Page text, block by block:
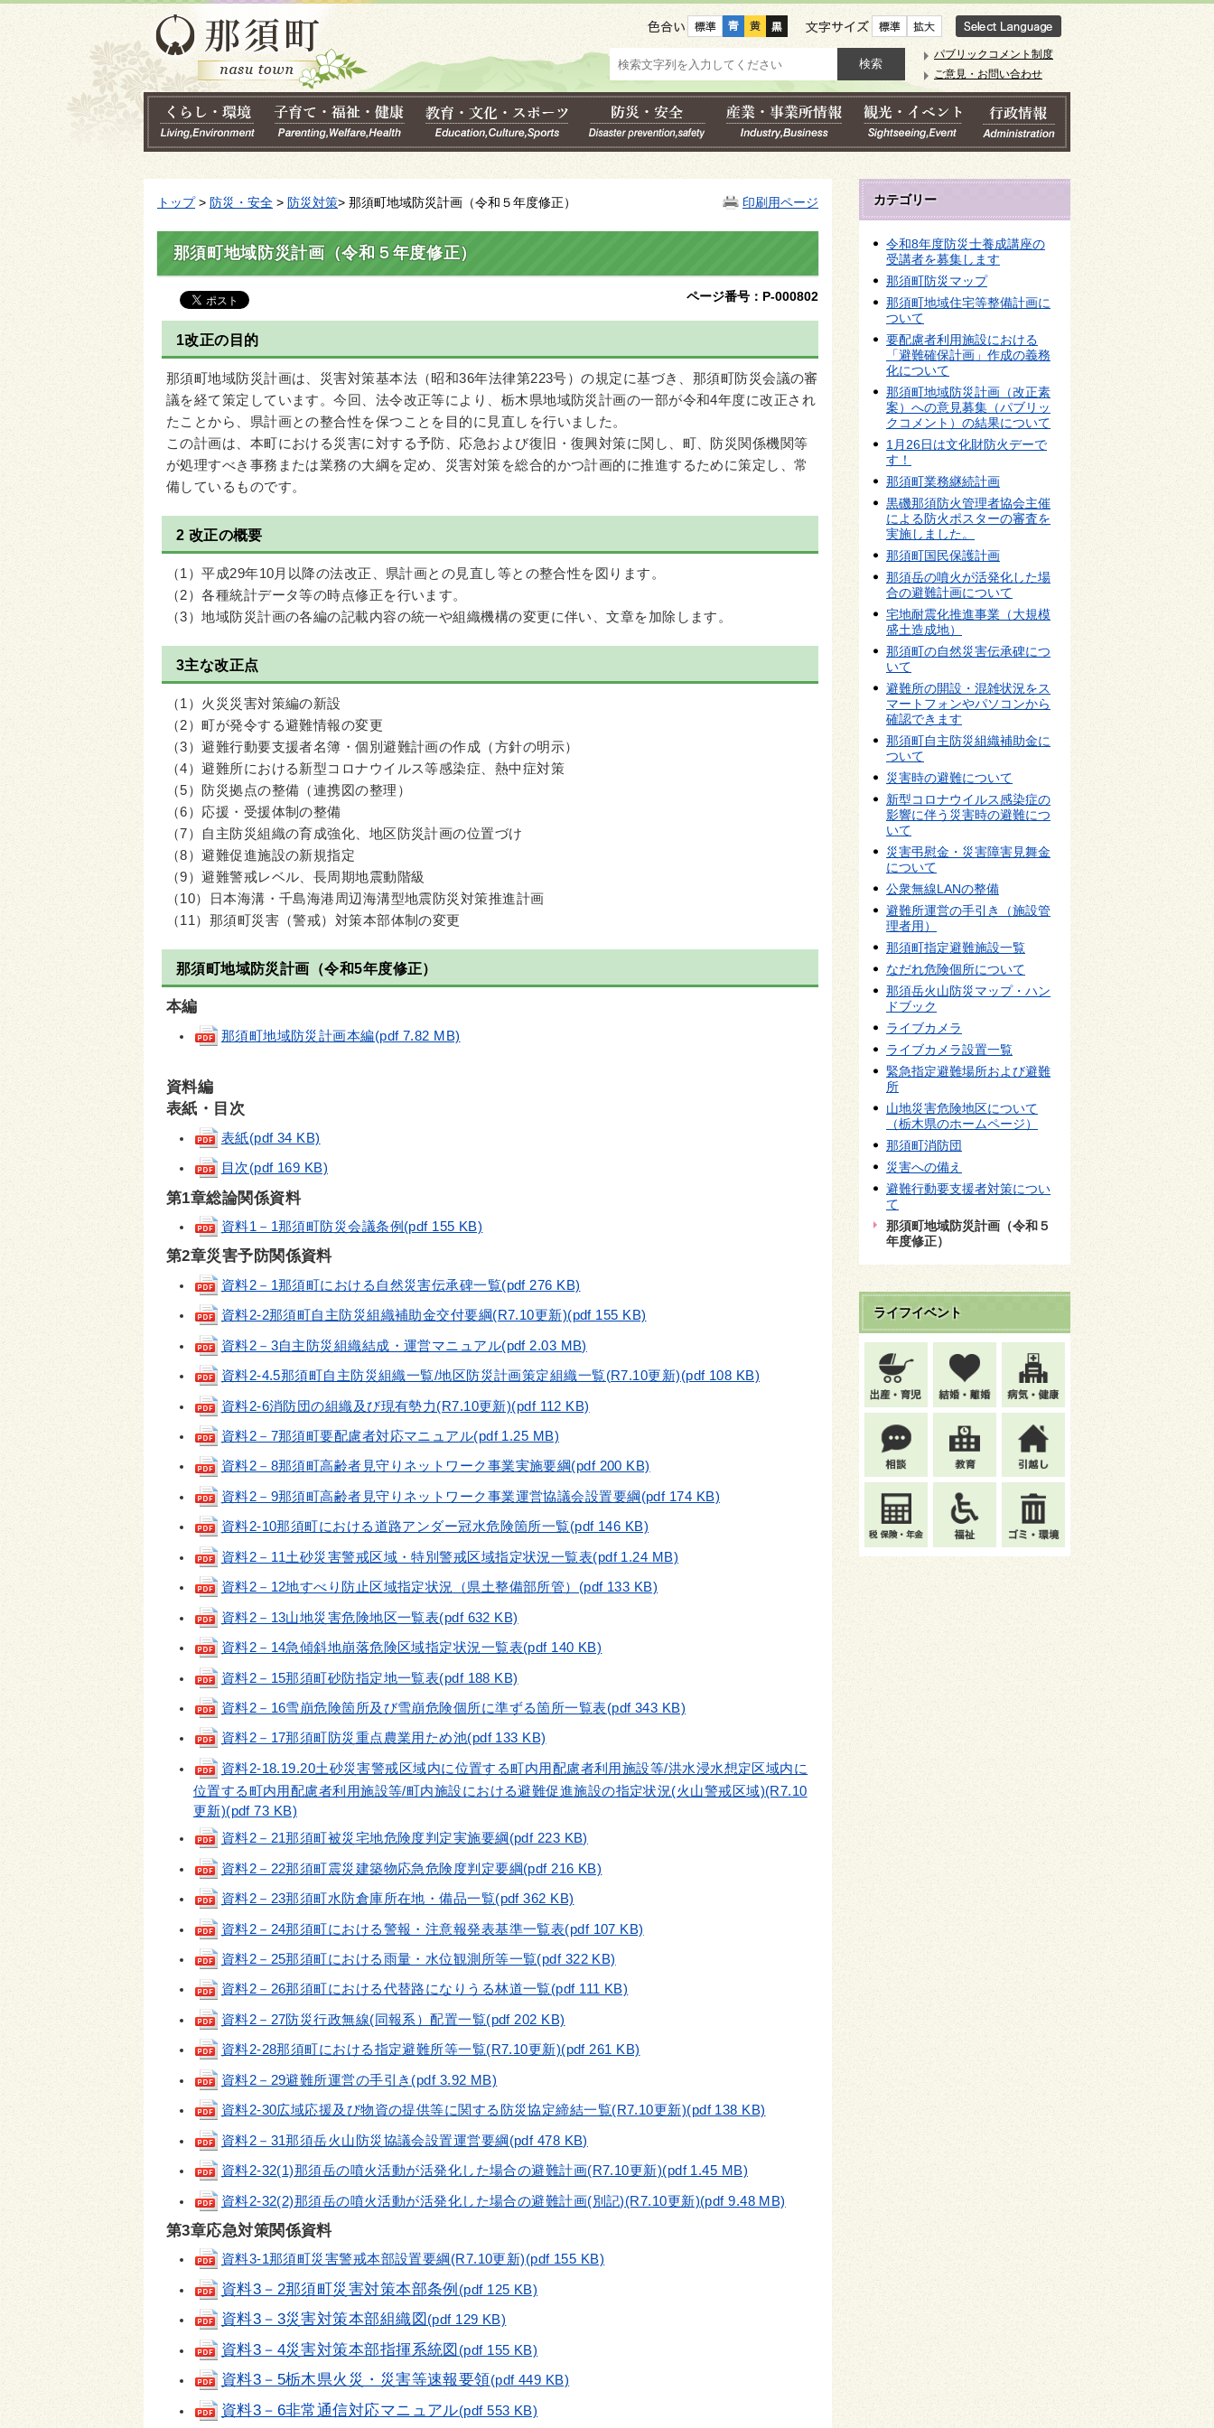
色合い 文字サイズ
パブリックコメント制度
ご意見・お問い合わせ
印刷用ページ
トップ> 防災・安全 > 防災対策> 那須町地域防災計画（令和５年度修正）
那須町地域防災計画（令和５年度修正）
ページ番号：P-000802
1改正の目的
那須町地域防災計画は、災害対策基本法（昭和36年法律第223号）の規定に基づき、那須町防災会議の審
議を経て策定しています。今回、法令改正等により、栃木県地域防災計画の一部が令和4年度に改正され
たことから、県計画との整合性を保つことを目的に見直しを行いました。
この計画は、本町における災害に対する予防、応急および復旧・復興対策に関し、町、防災関係機関等
が処理すべき事務または業務の大綱を定め、災害対策を総合的かつ計画的に推進するために策定し、常
備しているものです。
2 改正の概要
（1）平成29年10月以降の法改正、県計画との見直し等との整合性を図ります。
（2）各種統計データ等の時点修正を行います。
（3）地域防災計画の各編の記載内容の統一や組織機構の変更に伴い、文章を加除します。
3主な改正点
（1）火災災害対策編の新設
（2）町が発令する避難情報の変更
（3）避難行動要支援者名簿・個別避難計画の作成（方針の明示）
（4）避難所における新型コロナウイルス等感染症、熱中症対策
（5）防災拠点の整備（連携図の整理）
（6）応援・受援体制の整備
（7）自主防災組織の育成強化、地区防災計画の位置づけ
（8）避難促進施設の新規指定
（9）避難警戒レベル、長周期地震動階級
（10）日本海溝・千島海港周辺海溝型地震防災対策推進計画
（11）那須町災害（警戒）対策本部体制の変更
那須町地域防災計画（令和5年度修正）
本編
那須町地域防災計画本編(pdf 7.82 MB)
資料編
表紙・目次
表紙(pdf 34 KB)
目次(pdf 169 KB)
第1章総論関係資料
資料1－1那須町防災会議条例(pdf 155 KB)
第2章災害予防関係資料
資料2－1那須町における自然災害伝承碑一覧(pdf 276 KB)
資料2-2那須町自主防災組織補助金交付要綱(R7.10更新)(pdf 155 KB)
資料2－3自主防災組織結成・運営マニュアル(pdf 2.03 MB)
資料2-4.5那須町自主防災組織一覧/地区防災計画策定組織一覧(R7.10更新)(pdf 108 KB)
資料2-6消防団の組織及び現有勢力(R7.10更新)(pdf 112 KB)
資料2－7那須町要配慮者対応マニュアル(pdf 1.25 MB)
資料2－8那須町高齢者見守りネットワーク事業実施要綱(pdf 200 KB)
資料2－9那須町高齢者見守りネットワーク事業運営協議会設置要綱(pdf 174 KB)
資料2‐10那須町における道路アンダー冠水危険箇所一覧(pdf 146 KB)
資料2－11土砂災害警戒区域・特別警戒区域指定状況一覧表(pdf 1.24 MB)
資料2－12地すべり防止区域指定状況（県土整備部所管）(pdf 133 KB)
資料2－13山地災害危険地区一覧表(pdf 632 KB)
資料2－14急傾斜地崩落危険区域指定状況一覧表(pdf 140 KB)
資料2－15那須町砂防指定地一覧表(pdf 188 KB)
資料2－16雪崩危険箇所及び雪崩危険個所に準ずる箇所一覧表(pdf 343 KB)
資料2－17那須町防災重点農業用ため池(pdf 133 KB)
資料2-18.19.20土砂災害警戒区域内に位置する町内用配慮者利用施設等/洪水浸水想定区域内に
位置する町内用配慮者利用施設等/町内施設における避難促進施設の指定状況(火山警戒区域)(R7.10
更新)(pdf 73 KB)
資料2－21那須町被災宅地危険度判定実施要綱(pdf 223 KB)
資料2－22那須町震災建築物応急危険度判定要綱(pdf 216 KB)
資料2－23那須町水防倉庫所在地・備品一覧(pdf 362 KB)
資料2－24那須町における警報・注意報発表基準一覧表(pdf 107 KB)
資料2－25那須町における雨量・水位観測所等一覧(pdf 322 KB)
資料2－26那須町における代替路になりうる林道一覧(pdf 111 KB)
資料2－27防災行政無線(同報系）配置一覧(pdf 202 KB)
資料2-28那須町における指定避難所等一覧(R7.10更新)(pdf 261 KB)
資料2－29避難所運営の手引き(pdf 3.92 MB)
資料2-30広域応援及び物資の提供等に関する防災協定締結一覧(R7.10更新)(pdf 138 KB)
資料2－31那須岳火山防災協議会設置運営要綱(pdf 478 KB)
資料2-32(1)那須岳の噴火活動が活発化した場合の避難計画(R7.10更新)(pdf 1.45 MB)
資料2-32(2)那須岳の噴火活動が活発化した場合の避難計画(別記)(R7.10更新)(pdf 9.48 MB)
第3章応急対策関係資料
資料3-1那須町災害警戒本部設置要綱(R7.10更新)(pdf 155 KB)
資料3－2那須町災害対策本部条例 (pdf 125 KB)
資料3－3災害対策本部組織図 (pdf 129 KB)
資料3－4災害対策本部指揮系統図 (pdf 155 KB)
資料3－5栃木県火災・災害等速報要領(pdf 449 KB)
資料3－6非常通信対応マニュアル(pdf 553 KB)
カテゴリー
令和8年度防災士養成講座の
受講者を募集します
那須町防災マップ
那須町地域住宅等整備計画に
ついて
要配慮者利用施設における
「避難確保計画」作成の義務
化について
那須町地域防災計画（改正素
案）への意見募集（パブリッ
クコメント）の結果について
1月26日は文化財防火デーで
す！
那須町業務継続計画
黒磯那須防火管理者協会主催
による防火ポスターの審査を
実施しました。
那須町国民保護計画
那須岳の噴火が活発化した場
合の避難計画について
宅地耐震化推進事業（大規模
盛土造成地）
那須町の自然災害伝承碑につ
いて
避難所の開設・混雑状況をス
マートフォンやパソコンから
確認できます
那須町自主防災組織補助金に
ついて
災害時の避難について
新型コロナウイルス感染症の
影響に伴う災害時の避難につ
いて
災害弔慰金・災害障害見舞金
について
公衆無線LANの整備
避難所運営の手引き（施設管
理者用）
那須町指定避難施設一覧
なだれ危険個所について
那須岳火山防災マップ・ハン
ドブック
ライブカメラ
ライブカメラ設置一覧
緊急指定避難場所および避難
所
山地災害危険地区について
（栃木県のホームページ）
那須町消防団
災害への備え
避難行動要支援者対策につい
て
那須町地域防災計画（令和５
年度修正）
ライフイベント